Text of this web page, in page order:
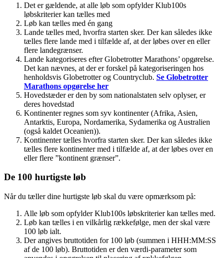
Det er gældende, at alle løb som opfylder Klub100s
løbskriterier kan tælles med
Løb kan tælles med én gang
Lande tælles med, hvorfra starten sker. Der kan således ikke
tælles flere lande med i tilfælde af, at der løbes over en eller
flere landegrænser.
Lande kategoriseres efter Globetrotter Marathons’ opgørelse.
Det kan nævnes, at der er forskel på kategoriseringen hos
henholdsvis Globetrotter og Countryclub. Se Globetrotter
Marathons opgørelse her
Hovedstæder er den by som nationalstaten selv oplyser, er
deres hovedstad
Kontinenter regnes som syv kontinenter (Afrika, Asien,
Antarktis, Europa, Nordamerika, Sydamerika og Australien
(også kaldet Oceanien)).
Kontinenter tælles hvorfra starten sker. Der kan således ikke
tælles flere kontinenter med i tilfælde af, at der løbes over en
eller flere ”kontinent grænser”.
De 100 hurtigste løb
Når du tæller dine hurtigste løb skal du være opmærksom på:
Alle løb som opfylder Klub100s løbskriterier kan tælles med.
Løb kan tælles i en vilkårlig rækkefølge, men der skal være
100 løb ialt.
Der angives bruttotiden for 100 løb (summen i HHH:MM:SS
af de 100 løb). Bruttotiden er den værdi-parameter som